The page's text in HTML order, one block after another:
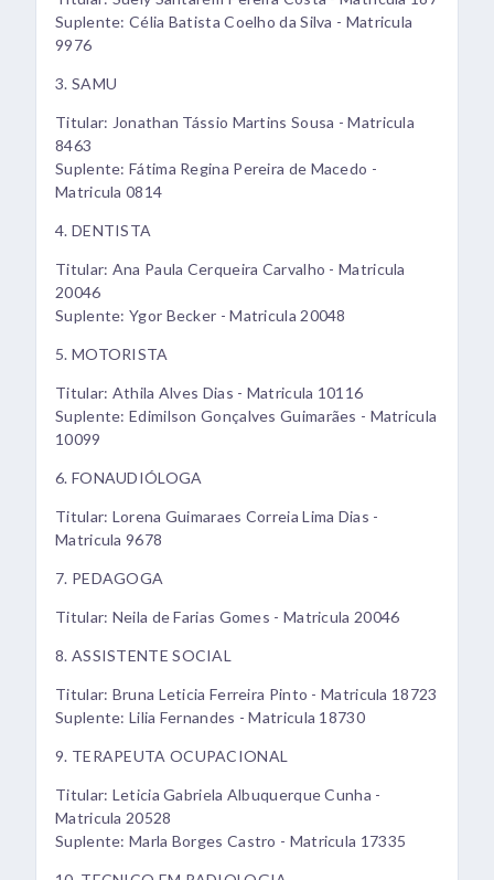
Suplente: Célia Batista Coelho da Silva - Matricula
9976
3. SAMU
Titular: Jonathan Tássio Martins Sousa - Matricula
8463
Suplente: Fátima Regina Pereira de Macedo -
Matricula 0814
4. DENTISTA
Titular: Ana Paula Cerqueira Carvalho - Matricula
20046
Suplente: Ygor Becker - Matricula 20048
5. MOTORISTA
Titular: Athila Alves Dias - Matricula 10116
Suplente: Edimilson Gonçalves Guimarães - Matricula
10099
6. FONAUDIÓLOGA
Titular: Lorena Guimaraes Correia Lima Dias -
Matricula 9678
7. PEDAGOGA
Titular: Neila de Farias Gomes - Matricula 20046
8. ASSISTENTE SOCIAL
Titular: Bruna Leticia Ferreira Pinto - Matricula 18723
Suplente: Lilia Fernandes - Matricula 18730
9. TERAPEUTA OCUPACIONAL
Titular: Leticia Gabriela Albuquerque Cunha -
Matricula 20528
Suplente: Marla Borges Castro - Matricula 17335